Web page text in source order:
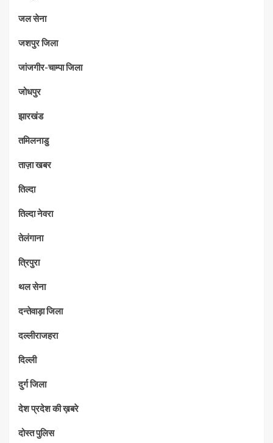
जल सेना
जशपुर जिला
जांजगीर-चाम्पा जिला
जोधपुर
झारखंड
तमिलनाडु
ताज़ा खबर
तिल्दा
तिल्दा नेवरा
तेलंगाना
त्रिपुरा
थल सेना
दन्तेवाड़ा जिला
दल्लीराजहरा
दिल्ली
दुर्ग जिला
देश प्रदेश की ख़बरे
दोस्त पुलिस